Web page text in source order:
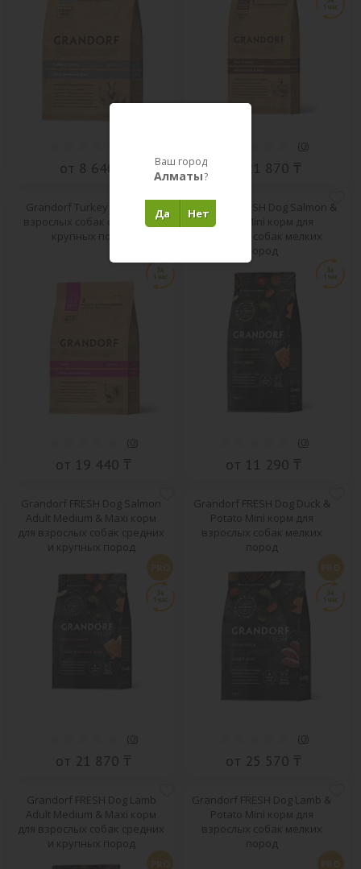
от 8 640 ₸
(0)
от 21 870 ₸
Grandorf Turkey корм для
взрослых собак средних и
крупных пород
(0)
от 19 440 ₸
Grandorf FRESH Dog Salmon &
Potato Mini корм для
взрослых собак мелких
пород
(0)
от 11 290 ₸
Grandorf FRESH Dog Salmon
Adult Medium & Maxi корм
для взрослых собак средних
и крупных пород
(0)
от 21 870 ₸
Grandorf FRESH Dog Duck &
Potato Mini корм для
взрослых собак мелких
пород
(0)
от 25 570 ₸
Grandorf FRESH Dog Lamb
Adult Medium & Maxi корм
для взрослых собак средних
и крупных пород
Grandorf FRESH Dog Lamb &
Potato Mini корм для
взрослых собак мелких
пород
Ваш город
Алматы?
Нет
Да